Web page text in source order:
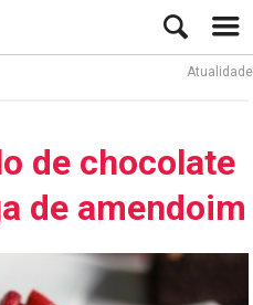
Atualidade
de chocolate
de amendoim